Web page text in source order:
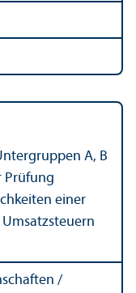
A, B
Prüfung
einer
/